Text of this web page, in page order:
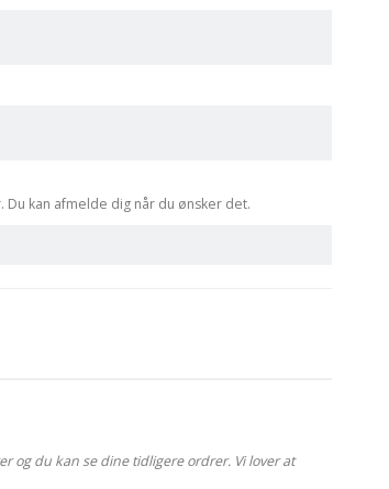
kan afmelde dig når du ønsker det.
og du kan se dine tidligere ordrer. Vi lover at